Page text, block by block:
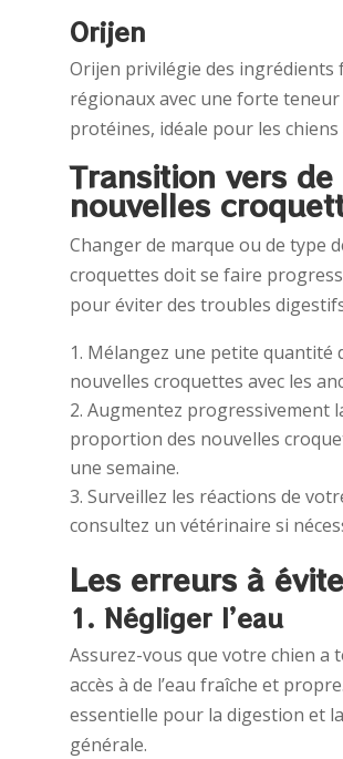
Orijen
Orijen privilégie des ingrédients
régionaux avec une forte teneur
protéines, idéale pour les chiens
Transition vers de
nouvelles
Changer de marque ou de type
croquettes doit se faire
pour éviter des troubles
Mélangez une petite quantité
nouvelles croquettes avec les
Augmentez progressivement
proportion des nouvelles
une semaine.
Surveillez les réactions de
consultez un vétérinaire si
Les erreurs à
1. Négliger l’eau
Assurez-vous que votre chien a
accès à de l’eau fraîche et
essentielle pour la digestion et
générale.